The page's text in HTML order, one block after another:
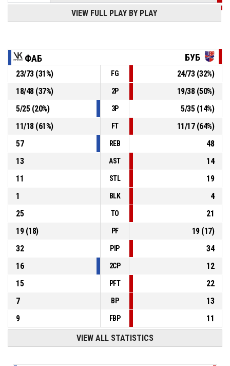
4, Георги Христов, Assist
22, Камен Атанасов
, 2pt jump shot made
Фаб Файв- lead by 1
OT1 00:15
62-61
OT1 00:23 11, Александър Витанов , Offensive rebound
VIEW FULL PLAY BY PLAY
ФАБ БУБ
23/73(31%) FG 24/73(32%)
18/48(37%) 2P 19/38(50%)
5/25(20%) 3P 5/35(14%)
11/18(61%) FT 11/17(64%)
57
REB
48
13
AST
14
11
STL
19
1
BLK
4
25
TO
21
19(18) PF 19(17)
32
PIP
34
16
2CP
12
15
PFT
22
7
BP
13
9
FBP 11
VIEW ALL STATISTICS